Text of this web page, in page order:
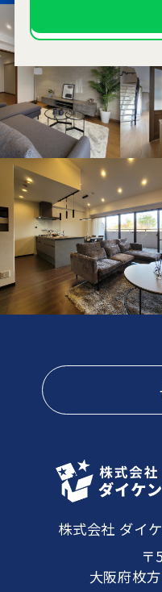
株式会社 ダイ
〒
大阪府枚